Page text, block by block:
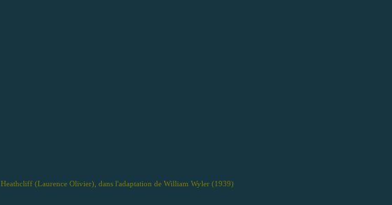
Heathcliff (Laurence Olivier), dans l'adaptation de William Wyler (1939)